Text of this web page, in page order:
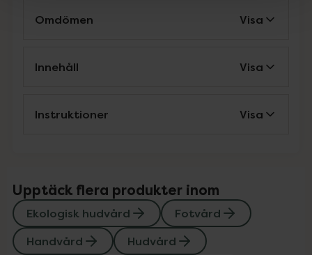
Omdömen Visa
Innehåll Visa
Instruktioner Visa
Upptäck flera produkter inom
Ekologisk hudvård
Fotvård
Handvård
Hudvård